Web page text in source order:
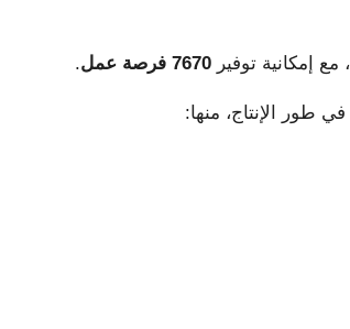
، مع إمكانية توفير 7670 فرصة عمل .
في طور الإنتاج، منها: